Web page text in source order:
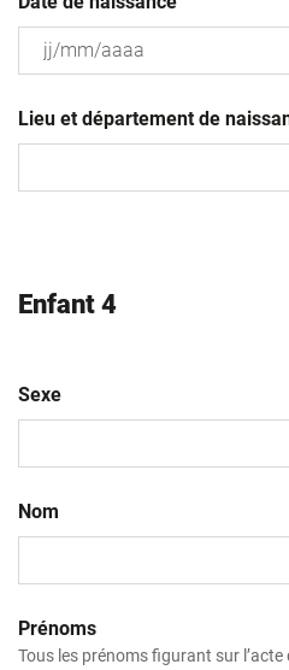
slash
MM
Lieu et département de
Enfant 4
Sexe
Nom
Prénoms
Tous les prénoms figurant sur l’acte